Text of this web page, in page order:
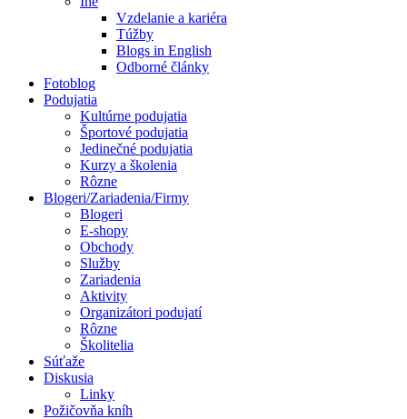
Vzdelanie a kariéra
Túžby
Blogs in English
Odborné články
Fotoblog
Podujatia
Kultúrne podujatia
Športové podujatia
Jedinečné podujatia
Kurzy a školenia
Rôzne
Blogeri/Zariadenia/Firmy
Blogeri
E-shopy
Obchody
Služby
Zariadenia
Aktivity
Organizátori podujatí
Rôzne
Školitelia
Súťaže
Diskusia
Linky
Požičovňa kníh